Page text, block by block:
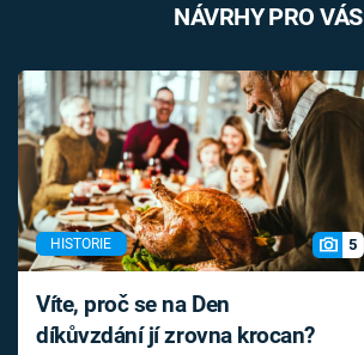
NÁVRHY PRO VÁS
HISTORIE 5
Víte, proč se na Den
díkůvzdání jí zrovna krocan?